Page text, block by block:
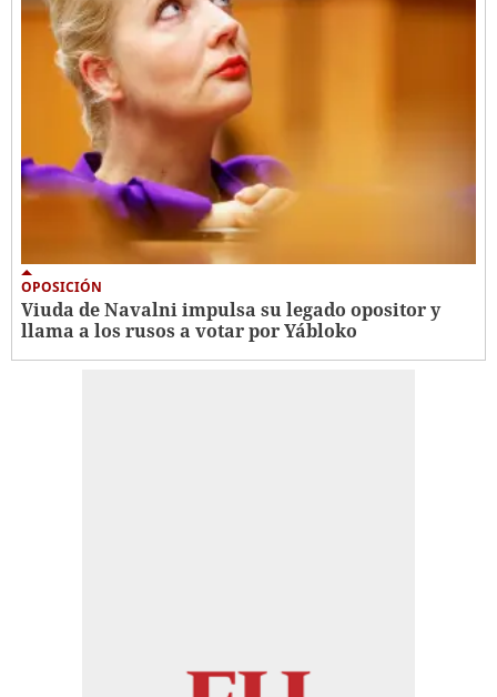
OPOSICIÓN
Viuda de Navalni impulsa su legado opositor y
llama a los rusos a votar por Yábloko